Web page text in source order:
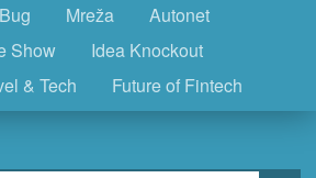
Bug Mreža
Autonet
Show
Idea Knockout
& Tech
Future of Fintech